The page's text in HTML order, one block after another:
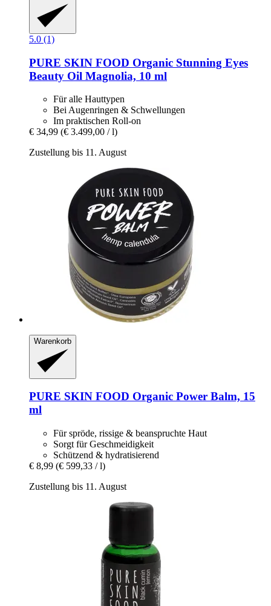
5.0 (1)
PURE SKIN FOOD Organic Stunning Eyes
Beauty Oil Magnolia, 10 ml
Für alle Hauttypen
Bei Augenringen & Schwellungen
Im praktischen Roll-on
€ 34,99 (€ 3.499,00 / l)
Zustellung bis 11. August
Warenkorb
PURE SKIN FOOD Organic Power Balm, 15
ml
Für spröde, rissige & beanspruchte Haut
Sorgt für Geschmeidigkeit
Schützend & hydratisierend
€ 8,99 (€ 599,33 / l)
Zustellung bis 11. August